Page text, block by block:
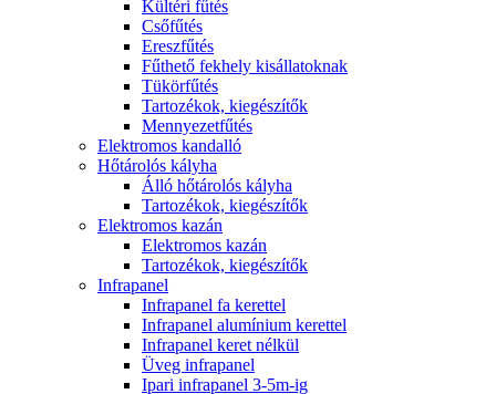
Kültéri fűtés
Csőfűtés
Ereszfűtés
Fűthető fekhely kisállatoknak
Tükörfűtés
Tartozékok, kiegészítők
Mennyezetfűtés
Elektromos kandalló
Hőtárolós kályha
Álló hőtárolós kályha
Tartozékok, kiegészítők
Elektromos kazán
Elektromos kazán
Tartozékok, kiegészítők
Infrapanel
Infrapanel fa kerettel
Infrapanel alumínium kerettel
Infrapanel keret nélkül
Üveg infrapanel
Ipari infrapanel 3-5m-ig